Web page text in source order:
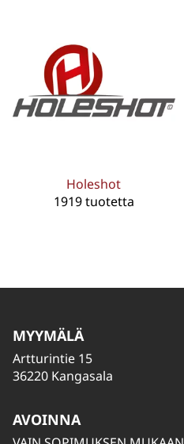
Holeshot
1919 tuotetta
MYYMÄLÄ
Artturintie 15
36220 Kangasala
AVOINNA